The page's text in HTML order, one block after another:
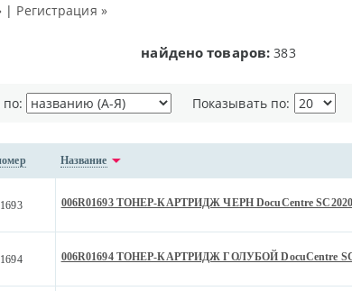
| Регистрация »
найдено товаров: 383
по: Показывать по:
Название
006R01693 ТОНЕР-КАРТРИДЖ ЧЕРН DocuCentre
006R01694 ТОНЕР-КАРТРИДЖ ГОЛУБОЙ DocuCentre